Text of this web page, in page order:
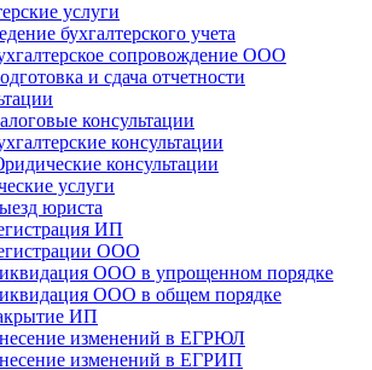
услуги
бухгалтерского учета
сопровождение ООО
и сдача отчетности
консультации
консультации
консультации
услуги
юриста
ИП
ООО
ООО в упрощенном порядке
ООО в общем порядке
ИП
изменений в ЕГРЮЛ
изменений в ЕГРИП